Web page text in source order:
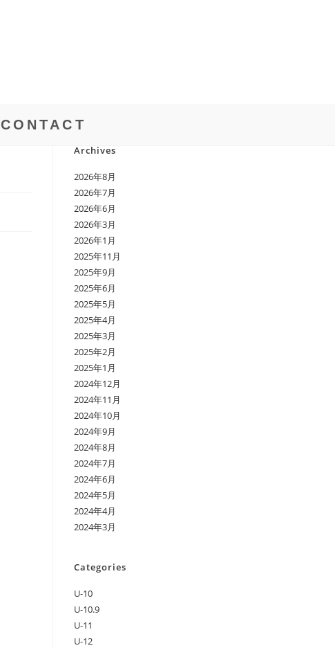
CONTACT
Archives
2026年8月
2026年7月
2026年6月
2026年3月
2026年1月
2025年11月
2025年9月
2025年6月
2025年5月
2025年4月
2025年3月
2025年2月
2025年1月
2024年12月
2024年11月
2024年10月
2024年9月
2024年8月
2024年7月
2024年6月
2024年5月
2024年4月
2024年3月
Categories
U-10
U-10.9
U-11
U-12